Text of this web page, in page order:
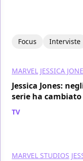
Focus Interviste
MARVEL JESSICA
Jessica Jones:
serie ha
TV
MARVEL STUDIOS